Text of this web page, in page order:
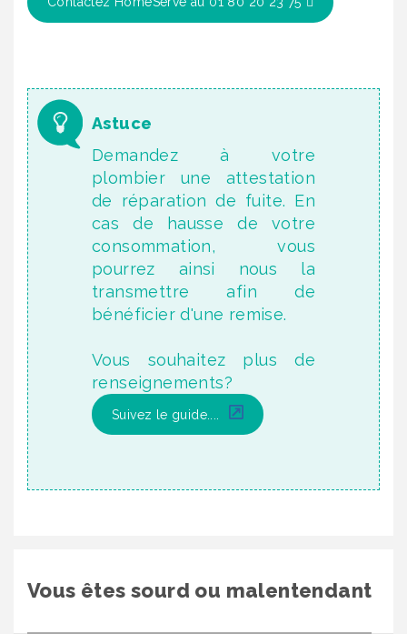
Demandez à votre
plombier une attestation
de réparation de fuite. En
cas de hausse de votre
consommation, vous
pourrez ainsi nous la
transmettre afin de
bénéficier d'une remise.
Vous souhaitez plus de
renseignements?
Suivez le guide....
Vous êtes sourd ou malentendant